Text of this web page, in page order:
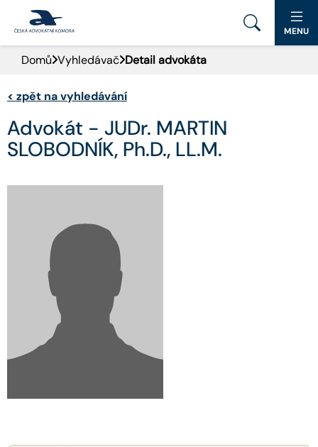
PORTÁL ČAK
DOMŮ
AKTUALITY
ADVOKÁTNÍ DENÍK
KONTAKT
MENU
Domů Vyhledávač Detail advokáta
< zpět na vyhledávání
Advokát - JUDr. MARTIN
SLOBODNÍK, Ph.D., LL.M.